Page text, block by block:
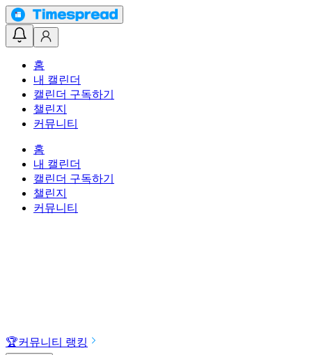
홈
내 캘린더
캘린더 구독하기
챌린지
커뮤니티
홈
내 캘린더
캘린더 구독하기
챌린지
커뮤니티
🏆커뮤니티 랭킹